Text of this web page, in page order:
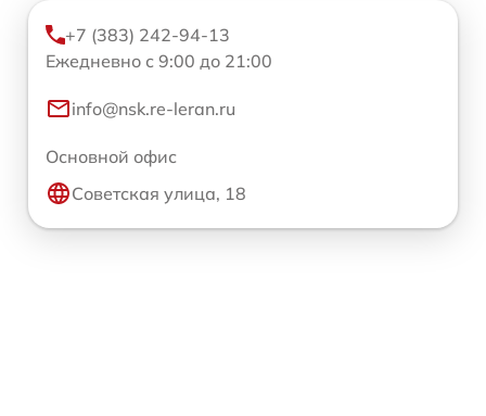
+7 (383) 242-94-13
Ежедневно с 9:00 до 21:00
info@nsk.re-leran.ru
Основной офис
Советская улица, 18